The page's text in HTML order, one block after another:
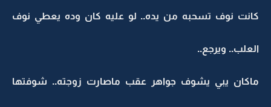
كانت نوف تسحبه من يده.. لو عليه كان وده يعطي نوف
العلب.. ويرجع..
ماكان يبي يشوف جواهر عقب ماصارت زوجته.. شوفتها